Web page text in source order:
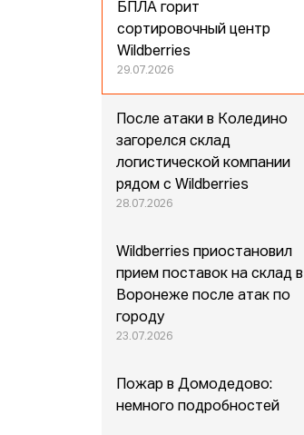
БПЛА горит
сортировочный центр
Wildberries
29.07.2026
После атаки в Коледино
загорелся склад
логистической компании
рядом с Wildberries
28.07.2026
Wildberries приостановил
прием поставок на склад в
Воронеже после атак по
городу
23.07.2026
Пожар в Домодедово:
немного подробностей